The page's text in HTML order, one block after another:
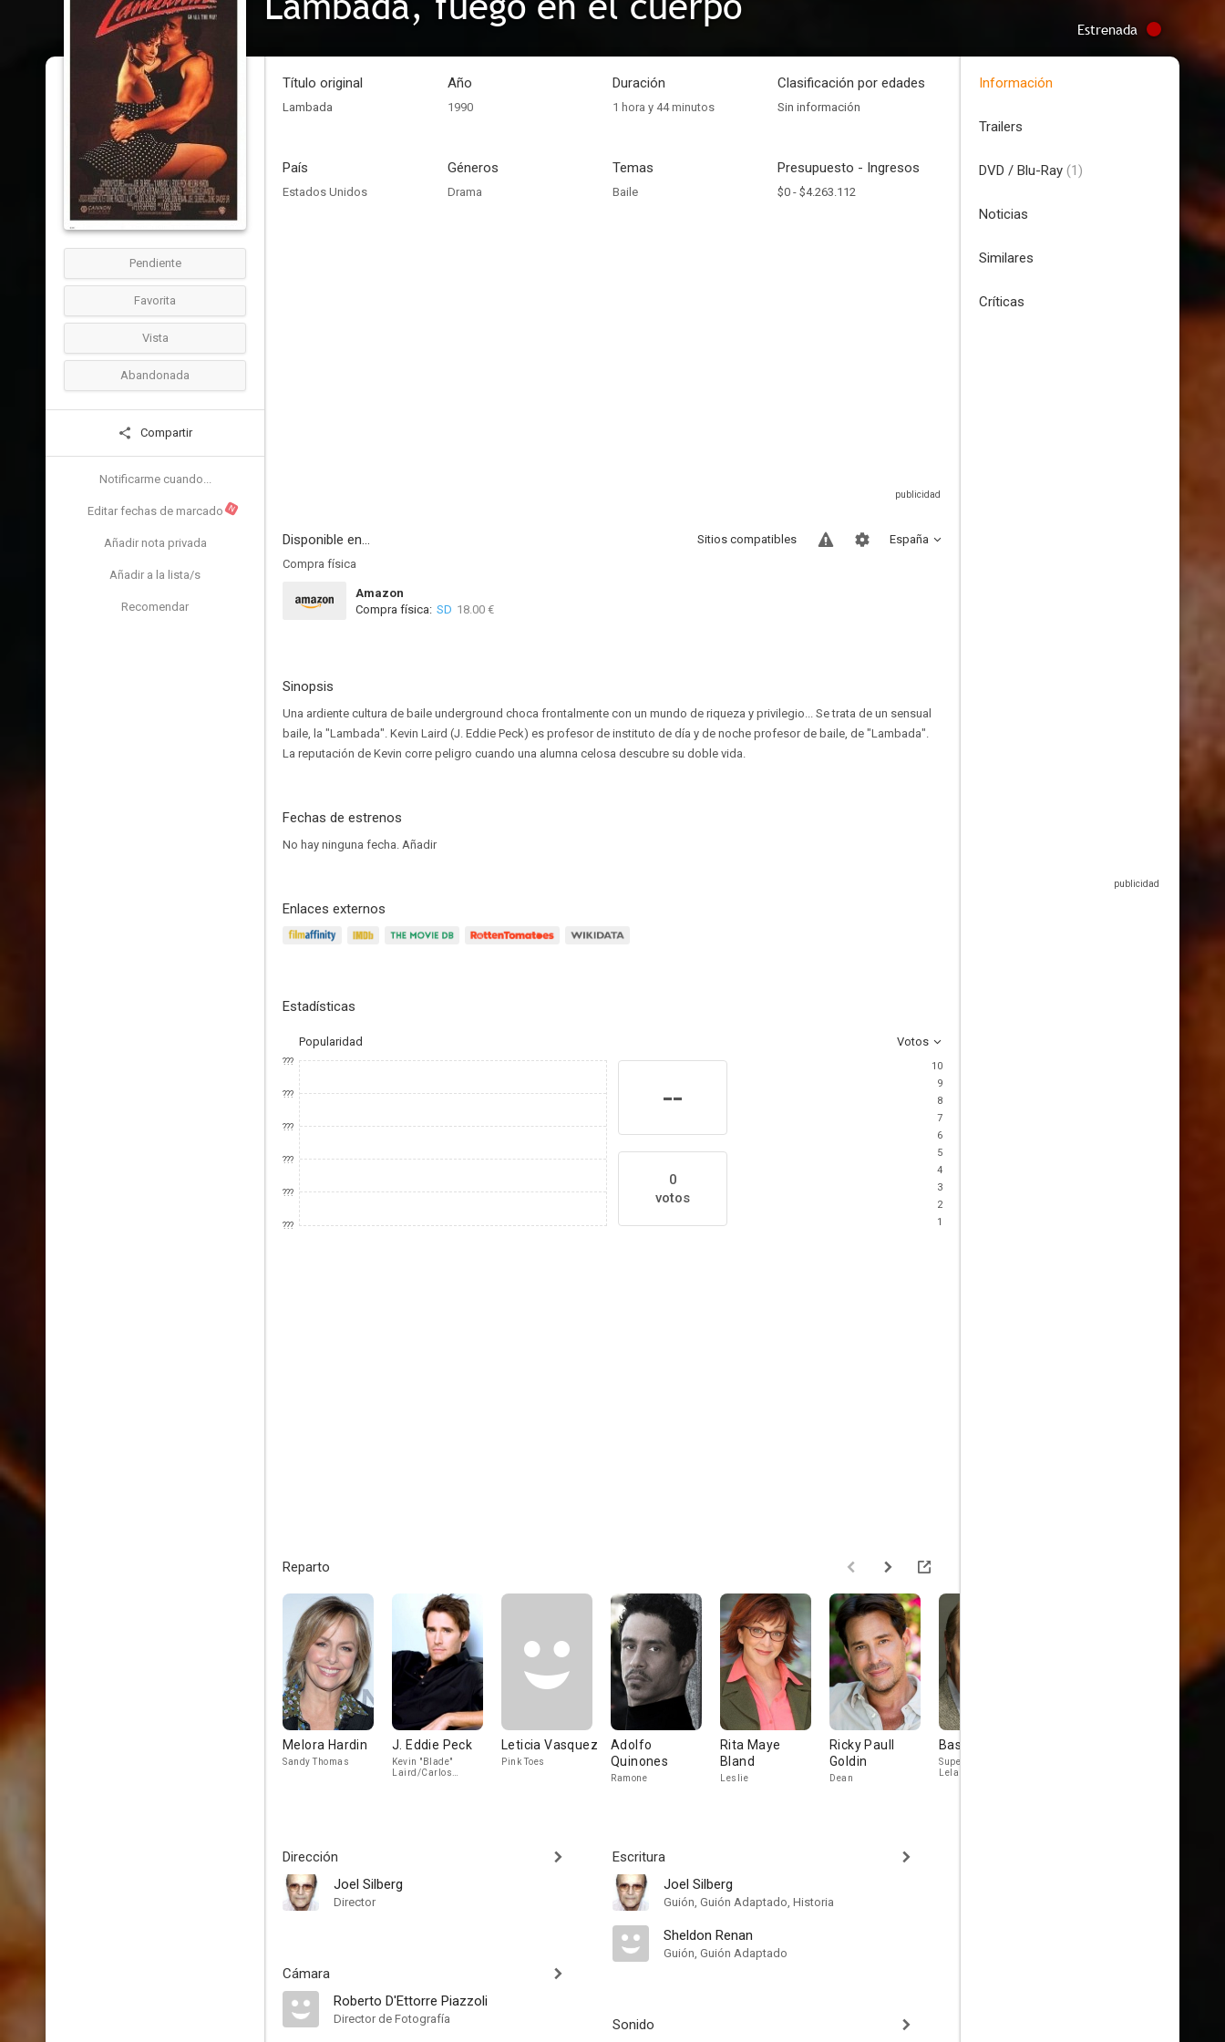
Estrenada
Pendiente
Favorita
Vista
Abandonada
Compartir
Notificarme cuando...
Editar fechas de marcado N
Añadir nota privada
Añadir a la lista/s
Recomendar
Título original
Lambada
Año
1990
Duración
1 hora y 44 minutos
Clasificación por edades
Sin información
País
Estados Unidos
Géneros
Drama
Temas
Baile
Presupuesto - Ingresos
$0 - $4.263.112
Disponible en... España
Sitios compatibles
Compra física
Amazon
Compra física: SD 18.00 €
Sinopsis
Una ardiente cultura de baile underground choca frontalmente con un mundo de riqueza y privilegio... Se trata de un sensual
baile, la "Lambada". Kevin Laird (J. Eddie Peck) es profesor de instituto de día y de noche profesor de baile, de "Lambada".
La reputación de Kevin corre peligro cuando una alumna celosa descubre su doble vida.
Fechas de estrenos
No hay ninguna fecha. Añadir
Enlaces externos
Estadísticas
Popularidad Votos
???
???
???
???
???
???
--
0
votos
10
9
8
7
6
5
4
3
2
1
Reparto
Melora Hardin
Sandy Thomas
J. Eddie Peck
Kevin "Blade"
Laird/Carlos
Leticia Vasquez
Pink Toes
Adolfo
Quinones
Ramone
Rita Maye
Bland
Leslie
Ricky Paull
Goldin
Dean
Basil Hoffman
Superintendent
Leland
Dirección
Joel Silberg
Director
Cámara
Roberto D'Ettorre Piazzoli
Director de Fotografía
Escritura
Joel Silberg
Guión, Guión Adaptado, Historia
Sheldon Renan
Guión, Guión Adaptado
Sonido
Información
Trailers
DVD / Blu-Ray (1)
Noticias
Similares
Críticas